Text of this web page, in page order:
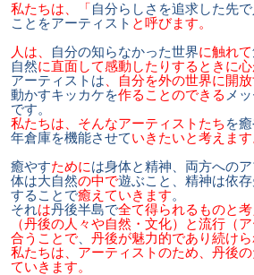
私たちは、「 自分らしさを追求した先
ことをアーティスト と呼びます。
人は、
自分の知らなかった世界に触れて
自然に直面して感動したりするときに心
アーティストは 、自分を外の世界に開放
動かすキッカケを作ることのできる メ
です。
私たちは、そんなアーティストたち を
年倉庫を機能させていきたいと考えます
癒やすためには身体と精神、両方への
体は大自然の中で遊ぶこと、精神は依
することで癒えていきます。
それは丹後半島で全て得られるものと
（丹後の人々や自然・文化）と流行（
合うことで
丹後が魅力的であり続けら
私たちは、アーティストのため、丹後
ていきます。